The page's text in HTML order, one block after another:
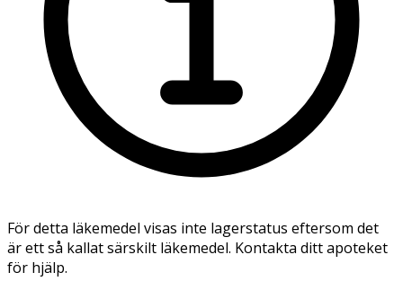
För detta läkemedel visas inte lagerstatus eftersom det
är ett så kallat särskilt läkemedel. Kontakta ditt apoteket
för hjälp.